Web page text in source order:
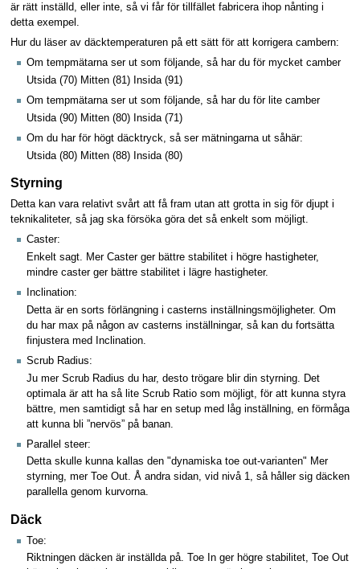
är rätt inställd, eller inte, så vi får för tillfället fabricera ihop nånting i
detta exempel.
Hur du läser av däcktemperaturen på ett sätt för att korrigera cambern:
Om tempmätarna ser ut som följande, så har du för mycket camber
Utsida (70) Mitten (81) Insida (91)
Om tempmätarna ser ut som följande, så har du för lite camber
Utsida (90) Mitten (80) Insida (71)
Om du har för högt däcktryck, så ser mätningarna ut såhär:
Utsida (80) Mitten (88) Insida (80)
Styrning
Detta kan vara relativt svårt att få fram utan att grotta in sig för djupt i
teknikaliteter, så jag ska försöka göra det så enkelt som möjligt.
Caster:
Enkelt sagt. Mer Caster ger bättre stabilitet i högre hastigheter,
mindre caster ger bättre stabilitet i lägre hastigheter.
Inclination:
Detta är en sorts förlängning i casterns inställningsmöjligheter. Om
du har max på någon av casterns inställningar, så kan du fortsätta
finjustera med Inclination.
Scrub Radius:
Ju mer Scrub Radius du har, desto trögare blir din styrning. Det
optimala är att ha så lite Scrub Ratio som möjligt, för att kunna styra
bättre, men samtidigt så har en setup med låg inställning, en förmåga
att kunna bli ”nervös” på banan.
Parallel steer:
Detta skulle kunna kallas den "dynamiska toe out-varianten" Mer
styrning, mer Toe Out. Å andra sidan, vid nivå 1, så håller sig däcken
parallella genom kurvorna.
Däck
Toe:
Riktningen däcken är inställda på. Toe In ger högre stabilitet, Toe Out